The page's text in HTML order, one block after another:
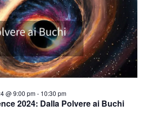
2024: Dalla Polvere ai Buchi
@ 9:00 pm- 10:30 pm